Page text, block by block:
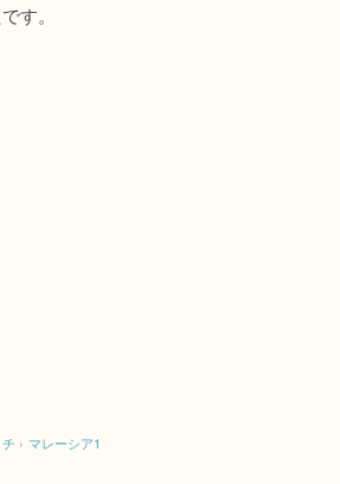
す。
› マレーシア1